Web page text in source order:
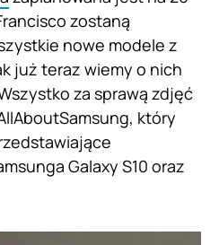
zostaną
nowe modele z
już teraz wiemy o nich
za sprawą zdjęć
który
Galaxy S10 oraz